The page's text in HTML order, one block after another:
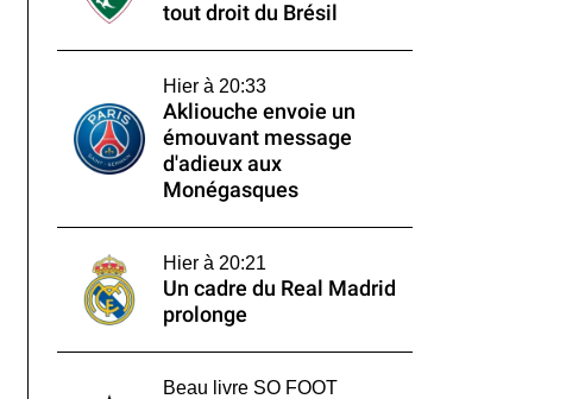
tout droit du Brésil
Hier à 20:33
Akliouche envoie un
émouvant message
d'adieux aux
Monégasques
Hier à 20:21
Un cadre du Real Madrid
prolonge
Beau livre SO FOOT